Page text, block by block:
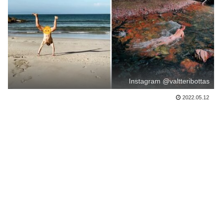
Instagram @valtteribottas
2022.05.12